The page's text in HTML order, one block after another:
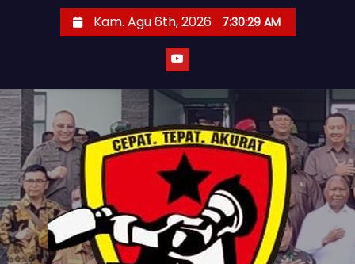
t
o
c
o
n
t
e
n
Kam. Agu 6th, 2026 7:30:31 AM